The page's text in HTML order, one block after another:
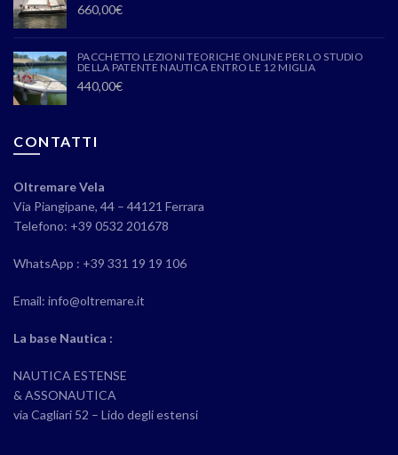
660,00€
PACCHETTO LEZIONI TEORICHE ONLINE PER LO STUDIO
DELLA PATENTE NAUTICA ENTRO LE 12 MIGLIA
440,00€
CONTATTI
Oltremare Vela
Via Piangipane, 44 – 44121 Ferrara
Telefono: +39 0532 201678
WhatsApp : +39 331 19 19 106
Email: info@oltremare.it
La base Nautica :
NAUTICA ESTENSE
& ASSONAUTICA
via Cagliari 52 – Lido degli estensi